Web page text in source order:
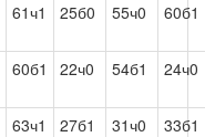
61ч1 25б0 55ч0 60б1
60б1 22ч0 54б1 24ч0
63ч1 27б1 31ч0 33б1